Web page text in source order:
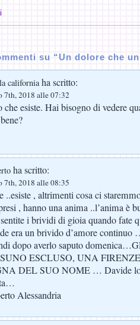
su “Un dolore che
californiaha scritto:
7th, 2018 alle 07:32
che esiste. Hai bisogno di vedere
ha scritto:
7th, 2018 alle 08:35
..esiste , altrimenti cosa ci
, hanno una anima ..l’anima è
i brividi di gioia quando fate
era un brivido d’amore
dopo averlo saputo
ESCLUSO, UNA
DEL SUO NOME … Davide
Alessandria